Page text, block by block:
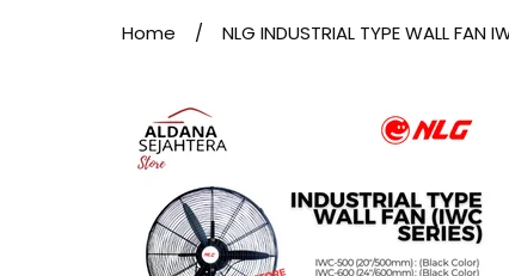
Home / NLG INDUSTRIAL TYPE WALL FAN